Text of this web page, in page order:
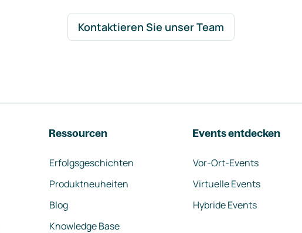
Kontaktieren Sie unser Team
Ressourcen
Erfolgsgeschichten
Produktneuheiten
Blog
Knowledge Base
Events entdecken
Vor-Ort-Events
Virtuelle Events
Hybride Events